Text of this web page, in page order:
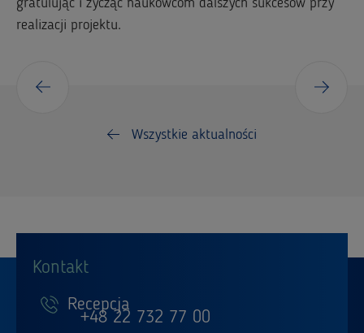
gratulując i życząc naukowcom dalszych sukcesów przy
realizacji projektu.
Wszystkie aktualności
Kontakt
Recepcja
+48 22 732 77 00